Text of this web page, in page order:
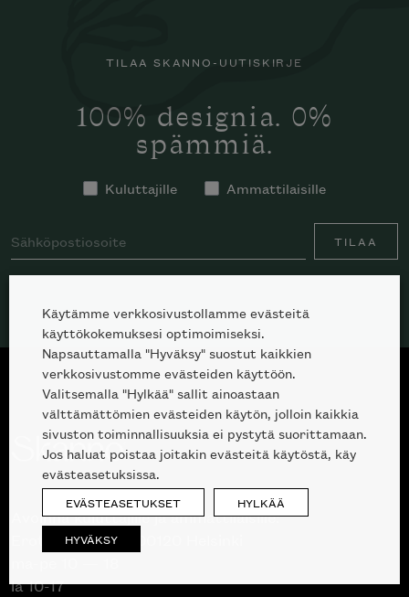
TILAA SKANNO-UUTISKIRJE
100% designia. 0%
spämmiä.
Kuluttajille Ammattilaisille
TILAA
Avoinna kuluttajille ja ammattilaisille:
Erottajankatu 2, 00120 Helsinki
la 10-17
Käytämme verkkosivustollamme evästeitä
käyttökokemuksesi optimoimiseksi.
Napsauttamalla "Hyväksy" suostut kaikkien
verkkosivustomme evästeiden käyttöön.
Valitsemalla "Hylkää" sallit ainoastaan
välttämättömien evästeiden käytön, jolloin kaikkia
sivuston toiminnallisuuksia ei pystytä suorittamaan.
Jos haluat poistaa joitakin evästeitä käytöstä, käy
evästeasetuksissa.
EVÄSTEASETUKSET HYLKÄÄ
HYVÄKSY